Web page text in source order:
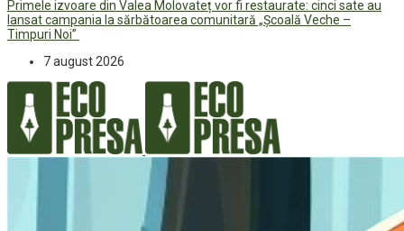
Primele izvoare din Valea Molovateț vor fi restaurate: cinci sate au
lansat campania la sărbătoarea comunitară „Școală Veche –
Timpuri Noi”
7 august 2026